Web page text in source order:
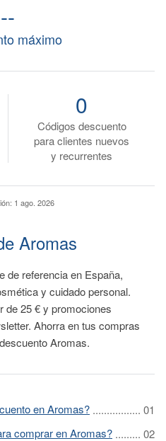
máximo
--
Códigos descuento
para clientes nuevos
y recurrentes
0
1 ago. 2026
Aromas
de referencia en España,
y cuidado personal.
de 25 € y promociones
Ahorra en tus compras
Aromas.
en Aromas?
comprar en Aromas?